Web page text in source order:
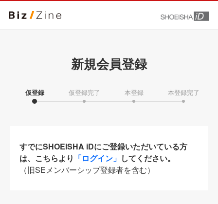
新規会員登録
仮登録 仮登録完了 本登録 本登録完了
すでにSHOEISHA iDにご登録いただいている方
は、こちらより 「ログイン」 してください。
（旧SEメンバーシップ登録者を含む）